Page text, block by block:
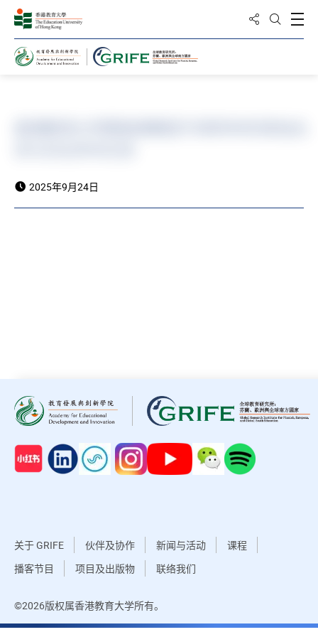
分享到打开搜
打
2025年9月24日
关于 GRIFE 伙伴及协作 新闻与活动
课程
播客节目
项目及出版物 联络我们
©2026版权属香港教育大学所有。